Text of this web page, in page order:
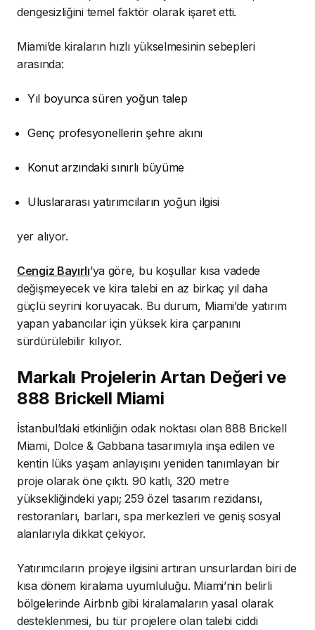
dengesizliğini temel faktör olarak işaret etti.
Miami’de kiraların hızlı yükselmesinin sebepleri
arasında:
Yıl boyunca süren yoğun talep
Genç profesyonellerin şehre akını
Konut arzındaki sınırlı büyüme
Uluslararası yatırımcıların yoğun ilgisi
yer alıyor.
Cengiz Bayırlı’ya göre, bu koşullar kısa vadede
değişmeyecek ve kira talebi en az birkaç yıl daha
güçlü seyrini koruyacak. Bu durum, Miami’de yatırım
yapan yabancılar için yüksek kira çarpanını
sürdürülebilir kılıyor.
Markalı Projelerin Artan Değeri ve
888 Brickell Miami
İstanbul’daki etkinliğin odak noktası olan 888 Brickell
Miami, Dolce & Gabbana tasarımıyla inşa edilen ve
kentin lüks yaşam anlayışını yeniden tanımlayan bir
proje olarak öne çıktı. 90 katlı, 320 metre
yüksekliğindeki yapı; 259 özel tasarım rezidansı,
restoranları, barları, spa merkezleri ve geniş sosyal
alanlarıyla dikkat çekiyor.
Yatırımcıların projeye ilgisini artıran unsurlardan biri de
kısa dönem kiralama uyumluluğu. Miami’nin belirli
bölgelerinde Airbnb gibi kiralamaların yasal olarak
desteklenmesi, bu tür projelere olan talebi ciddi